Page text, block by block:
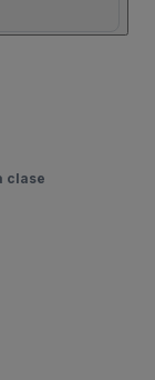
clase